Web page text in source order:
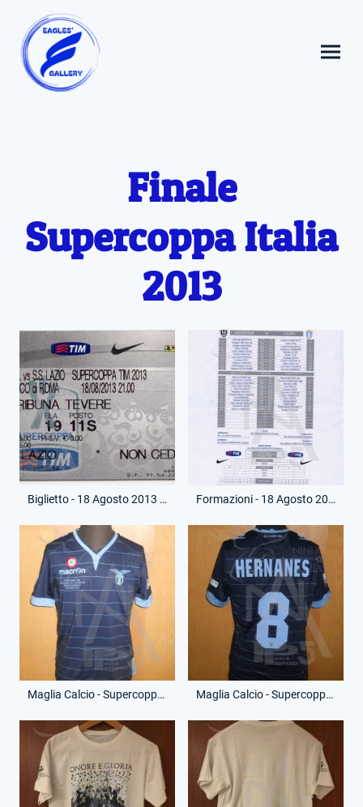
Finale
Supercoppa Italia
2013
Biglietto - 18 Agosto 2013 - Supercoppa Italia - Juventus-Lazio Formazioni - 18 Agosto 2013 - Supercoppa Italia - Juventus-Lazio
Maglia Calcio - Supercoppa Italia - Anderson Hernanes - 8 - (Fronte) Maglia Calcio - Supercoppa Italia - Anderson Hernanes - 8 - (Retro)